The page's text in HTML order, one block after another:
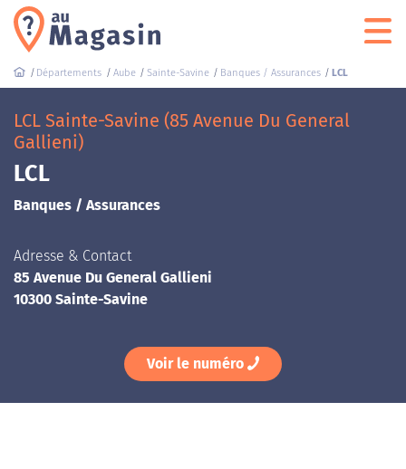
Départements Aube Sainte-Savine Banques / Assurances LCL
LCL Sainte-Savine (85 Avenue Du General
Gallieni)
LCL
Banques / Assurances
Adresse & Contact
85 Avenue Du General Gallieni
10300 Sainte-Savine
Voir le numéro